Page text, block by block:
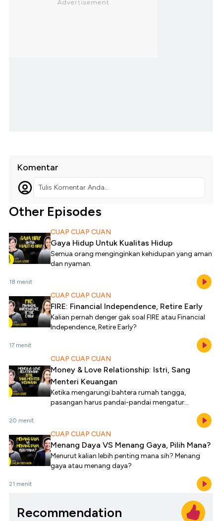
Komentar
Tulis Komentar Anda...
Other Episodes
CUAP CUAP CUAN
Gaya Hidup Untuk Kualitas Hidup
Semua orang menginginkan kehidupan yang aman
dan nyaman.
18 menit
CUAP CUAP CUAN
FIRE: Financial Independence, Retire Early
Kalian pernah denger gak soal FIRE atau Financial
Independence, Retire Early?
17 menit
CUAP CUAP CUAN
Money & Love Relationship: Istri, Sang
Menteri Keuangan
Ketika mengarungi bahtera rumah tangga,
pasangan harus pandai-pandai mengatur
keuangan keluarga agar semua kebutuhan bisa
20 menit
CUAP CUAP CUAN
Menang Daya VS Menang Gaya, Pilih Mana?
Menurut kalian lebih penting mana sih? Menang
gaya atau menang daya?
21 menit
Recommendation